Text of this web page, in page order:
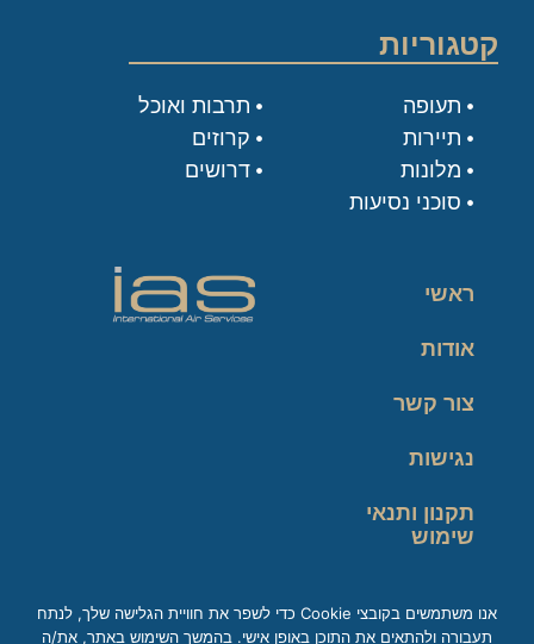
קטגוריות
תעופה
תיירות
מלונות
סוכני נסיעות
תרבות ואוכל
קרוזים
דרושים
ראשי
אודות
צור קשר
נגישות
תקנון ותנאי
שימוש
אנו משתמשים בקובצי Cookie כדי לשפר את חוויית הגלישה שלך, לנתח
תעבורה ולהתאים את התוכן באופן אישי. בהמשך השימוש באתר, את/ה